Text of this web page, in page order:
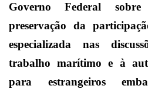
Governo Federal
preservação da
especializada nas
trabalho marítimo e à
para estrangeiros